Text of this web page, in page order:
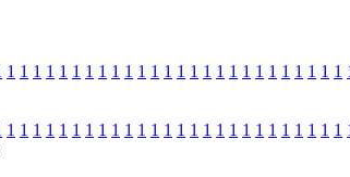
1 1 1 1 1 1 1 1 1 1 1 1 1 1 1 1 1 1 1 1 1 1 1 1 1 1
1 1 1 1 1 1 1 1 1 1 1 1 1 1 1 1 1 1 1 1 1 1 1 1 1 1